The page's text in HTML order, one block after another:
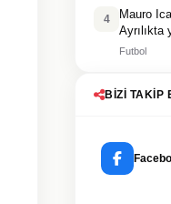
4
Mauro
Ayrılıkta
Futbol
BIZI TAKIP